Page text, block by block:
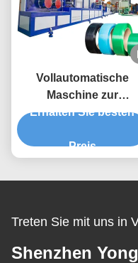
Vollautomatische
Maschine zur
Herstellung von
Erhalten Sie besten
Preis
Treten Sie mit uns in
Shenzhen